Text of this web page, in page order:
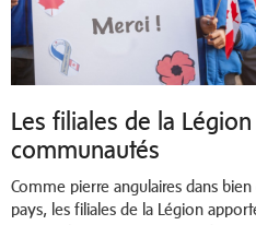
Les filiales de la
communautés
Comme pierre angulaires dans
pays, les filiales de la Légion